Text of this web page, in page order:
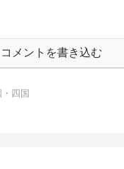
コメントを書き込む
四国